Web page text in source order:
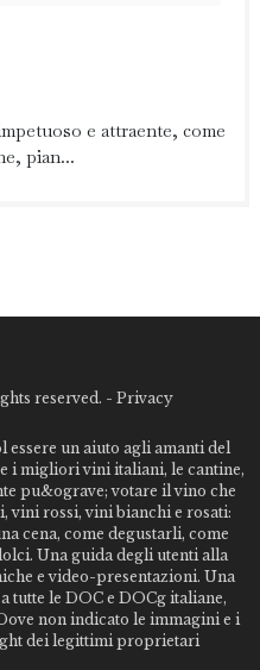
e attraente, come
pian...
reserved. - Privacy
un aiuto agli amanti del
i migliori vini italiani, le cantine,
pu&ograve; votare il vino che
vini rossi, vini bianchi e rosati:
cena, come degustarli, come
Una guida degli utenti alla
e video-presentazioni. Una
tutte le DOC e DOCg italiane,
non indicato le immagini e i
dei legittimi proprietari